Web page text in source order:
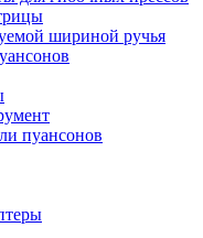
шириной ручья
пуансонов